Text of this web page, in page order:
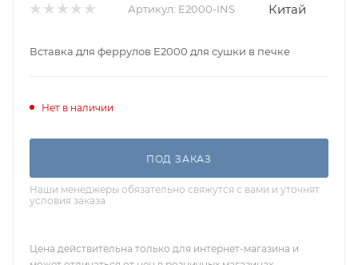
Артикул: E2000-INS Китай
Вставка для феррулов E2000 для сушки в печке
Нет в наличии
ПОД ЗАКАЗ
Наши менеджеры обязательно свяжутся с вами и уточнят
условия заказа
Цена действительна только для интернет-магазина и